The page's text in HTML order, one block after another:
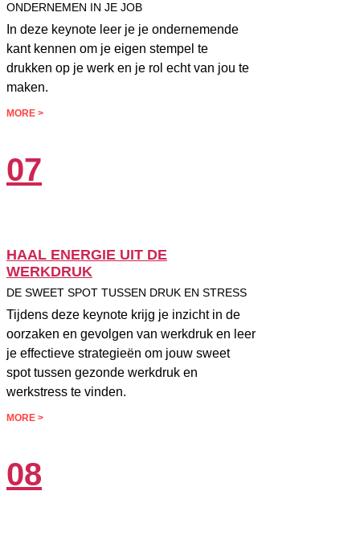
ONDERNEMEN IN JE JOB
In deze keynote leer je je ondernemende
kant kennen om je eigen stempel te
drukken op je werk en je rol echt van jou te
maken.
MORE >
07
HAAL ENERGIE UIT DE
WERKDRUK
DE SWEET SPOT TUSSEN DRUK EN STRESS
Tijdens deze keynote krijg je inzicht in de
oorzaken en gevolgen van werkdruk en leer
je effectieve strategieën om jouw sweet
spot tussen gezonde werkdruk en
werkstress te vinden.
MORE >
08